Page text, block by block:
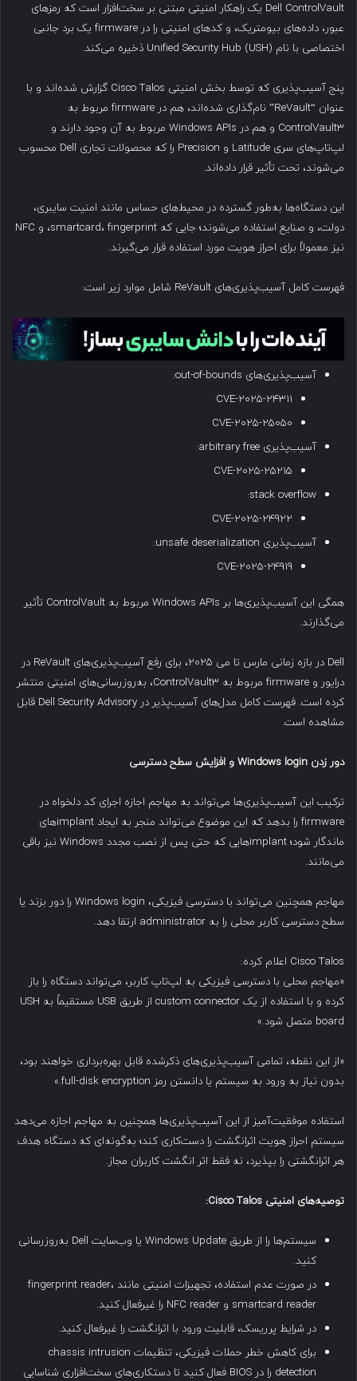
Dell ControlVault یک راهکار امنیتی مبتنی بر سخت‌افزار است که رمزهای
عبور، داده‌های بیومتریک، و کدهای امنیتی را در firmware یک برد جانبی
اختصاصی با نام Unified Security Hub (USH) ذخیره می‌کند.
پنج آسیب‌پذیری که توسط بخش امنیتی Cisco Talos گزارش شده‌اند و با
عنوان “ReVault” نام‌گذاری شده‌اند، هم در firmware مربوط به
ControlVault3 و هم در Windows APIs مربوط به آن وجود دارند و
لپ‌تاپ‌های سری Latitude و Precision را که محصولات تجاری Dell محسوب
می‌شوند، تحت تأثیر قرار داده‌اند.
این دستگاه‌ها به‌طور گسترده در محیط‌های حساس مانند امنیت سایبری،
دولت، و صنایع استفاده می‌شوند؛ جایی که smartcard، fingerprint، و NFC
نیز معمولاً برای احراز هویت مورد استفاده قرار می‌گیرند.
فهرست کامل آسیب‌پذیری‌های ReVault شامل موارد زیر است:
آسیب‌پذیری‌های out-of-bounds:
CVE-2025-24311
CVE-2025-25050
آسیب‌پذیری arbitrary free:
CVE-2025-25215
stack overflow:
CVE-2025-24922
آسیب‌پذیری unsafe deserialization:
CVE-2025-24919
همگی این آسیب‌پذیری‌ها بر Windows APIs مربوط به ControlVault تأثیر
می‌گذارند.
Dell در بازه زمانی مارس تا می ۲۰۲۵، برای رفع آسیب‌پذیری‌های ReVault در
درایور و firmware مربوط به ControlVault3، به‌روزرسانی‌های امنیتی منتشر
کرده است. فهرست کامل مدل‌های آسیب‌پذیر در Dell Security Advisory قابل
مشاهده است.
دور زدن و افزایش سطح دسترسی
ترکیب این آسیب‌پذیری‌ها می‌تواند به مهاجم اجازه اجرای کد دلخواه در
firmware را بدهد که این موضوع می‌تواند منجر به ایجاد implantهای
ماندگار شود؛ implantهایی که حتی پس از نصب مجدد Windows نیز باقی
می‌مانند.
مهاجم همچنین می‌تواند با دسترسی فیزیکی، Windows login را دور بزند یا
سطح دسترسی کاربر محلی را به administrator ارتقا دهد.
Cisco Talos اعلام کرده:
«مهاجم محلی با دسترسی فیزیکی به لپ‌تاپ کاربر، می‌تواند دستگاه را باز
کرده و با استفاده از یک custom connector از طریق USB مستقیماً به USH
board متصل شود.»
«از این نقطه، تمامی آسیب‌پذیری‌های ذکرشده قابل بهره‌برداری خواهند بود،
بدون نیاز به ورود به سیستم یا دانستن رمز full-disk encryption.»
استفاده موفقیت‌آمیز از این آسیب‌پذیری‌ها همچنین به مهاجم اجازه می‌دهد
سیستم احراز هویت اثرانگشت را دست‌کاری کند؛ به‌گونه‌ای که دستگاه هدف
هر اثرانگشتی را بپذیرد، نه فقط اثر انگشت کاربران مجاز.
توصیه‌های امنیتی
سیستم‌ها را از طریق Windows Update یا وب‌سایت Dell به‌روزرسانی
کنید.
در صورت عدم استفاده، تجهیزات امنیتی مانند fingerprint reader،
smartcard reader و NFC reader را غیرفعال کنید.
در شرایط پرریسک، قابلیت ورود با اثرانگشت را غیرفعال کنید.
برای کاهش خطر حملات فیزیکی، تنظیمات chassis intrusion
detection را در BIOS فعال کنید تا دستکاری‌های سخت‌افزاری شناسایی